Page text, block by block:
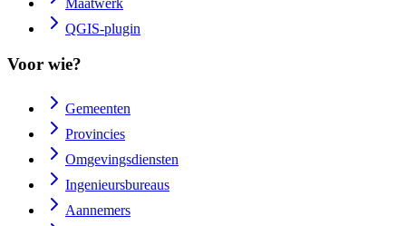
Maatwerk
QGIS-plugin
Voor wie?
Gemeenten
Provincies
Omgevingsdiensten
Ingenieursbureaus
Aannemers